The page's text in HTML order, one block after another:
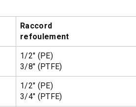
Raccord
refoulement
1/2″ (PE)
3/8″ (PTFE)
1/2″ (PE)
3/4″ (PTFE)